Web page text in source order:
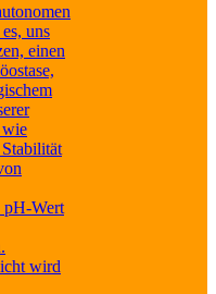
uns
einen
pH-Wert
wird